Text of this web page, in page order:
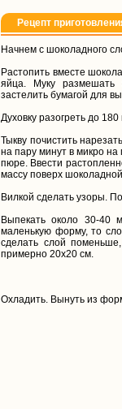
Рецепт
Начнем с шоколадного
Растопить вместе
яйца. Муку размешать
застелить бумагой для
Духовку разогреть до 180
Тыкву почистить
на пару минут в микро
пюре. Ввести
массу поверх
Вилкой сделать узоры.
Выпекать около 30-40
маленькую форму, то
сделать слой
примерно 20x20 см.
Охладить. Вынуть из